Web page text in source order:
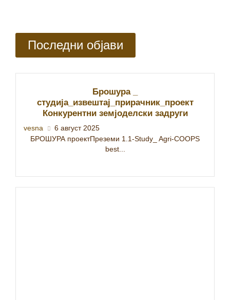
Последни објави
Брошура _
студија_извештај_прирачник_проект
Конкурентни земјоделски задруги
vesna
6 август 2025
БРОШУРА проектПреземи 1.1-Study_ Agri-COOPS
best...